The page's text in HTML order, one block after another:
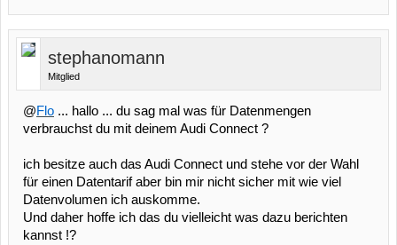
stephanomann
Mitglied
@Flo ... hallo ... du sag mal was für Datenmengen
verbrauchst du mit deinem Audi Connect ?
ich besitze auch das Audi Connect und stehe vor der Wahl
für einen Datentarif aber bin mir nicht sicher mit wie viel
Datenvolumen ich auskomme.
Und daher hoffe ich das du vielleicht was dazu berichten
kannst !?